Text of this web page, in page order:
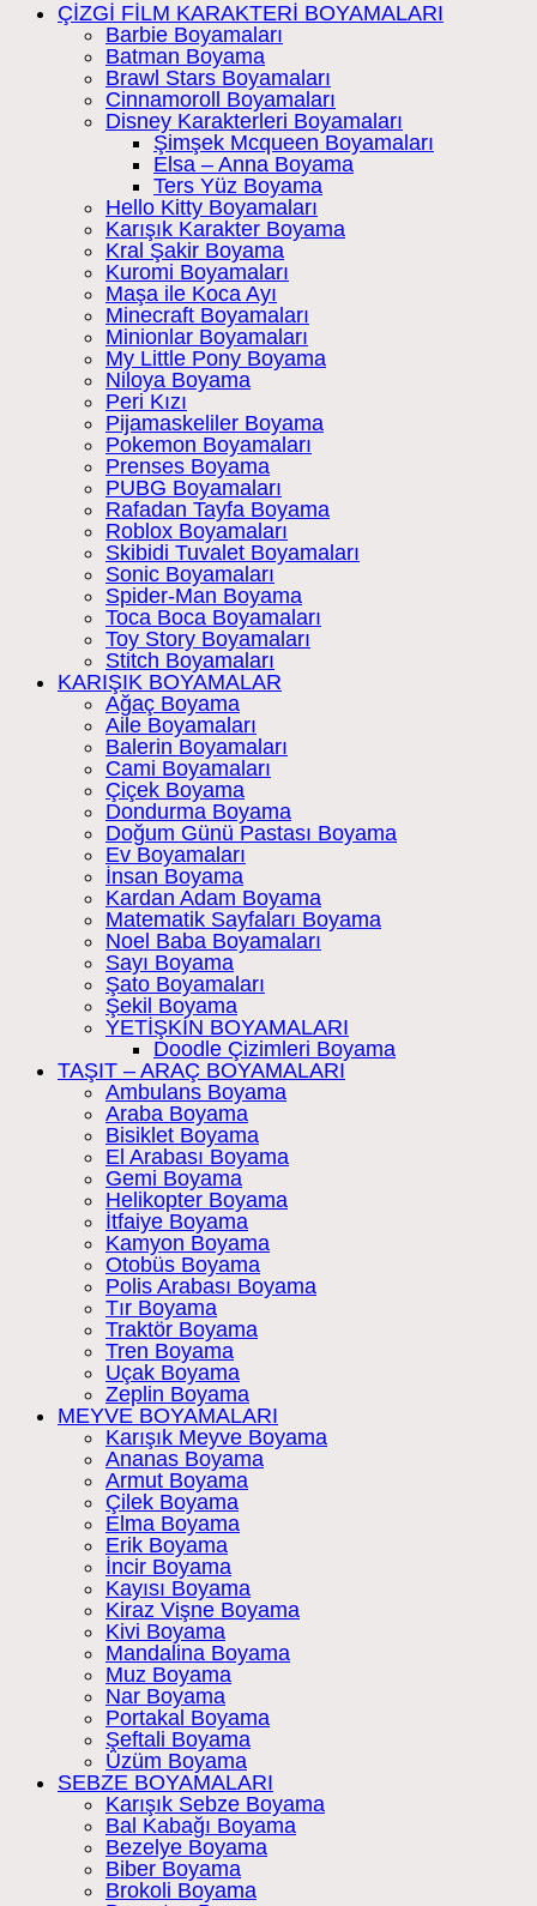
ÇİZGİ FİLM KARAKTERİ BOYAMALARI
Barbie Boyamaları
Batman Boyama
Brawl Stars Boyamaları
Cinnamoroll Boyamaları
Disney Karakterleri Boyamaları
Şimşek Mcqueen Boyamaları
Elsa – Anna Boyama
Ters Yüz Boyama
Hello Kitty Boyamaları
Karışık Karakter Boyama
Kral Şakir Boyama
Kuromi Boyamaları
Maşa ile Koca Ayı
Minecraft Boyamaları
Minionlar Boyamaları
My Little Pony Boyama
Niloya Boyama
Peri Kızı
Pijamaskeliler Boyama
Pokemon Boyamaları
Prenses Boyama
PUBG Boyamaları
Rafadan Tayfa Boyama
Roblox Boyamaları
Skibidi Tuvalet Boyamaları
Sonic Boyamaları
Spider-Man Boyama
Toca Boca Boyamaları
Toy Story Boyamaları
Stitch Boyamaları
KARIŞIK BOYAMALAR
Ağaç Boyama
Aile Boyamaları
Balerin Boyamaları
Cami Boyamaları
Çiçek Boyama
Dondurma Boyama
Doğum Günü Pastası Boyama
Ev Boyamaları
İnsan Boyama
Kardan Adam Boyama
Matematik Sayfaları Boyama
Noel Baba Boyamaları
Sayı Boyama
Şato Boyamaları
Şekil Boyama
YETİŞKİN BOYAMALARI
Doodle Çizimleri Boyama
TAŞIT – ARAÇ BOYAMALARI
Ambulans Boyama
Araba Boyama
Bisiklet Boyama
El Arabası Boyama
Gemi Boyama
Helikopter Boyama
İtfaiye Boyama
Kamyon Boyama
Otobüs Boyama
Polis Arabası Boyama
Tır Boyama
Traktör Boyama
Tren Boyama
Uçak Boyama
Zeplin Boyama
MEYVE BOYAMALARI
Karışık Meyve Boyama
Ananas Boyama
Armut Boyama
Çilek Boyama
Elma Boyama
Erik Boyama
İncir Boyama
Kayısı Boyama
Kiraz Vişne Boyama
Kivi Boyama
Mandalina Boyama
Muz Boyama
Nar Boyama
Portakal Boyama
Şeftali Boyama
Üzüm Boyama
SEBZE BOYAMALARI
Karışık Sebze Boyama
Bal Kabağı Boyama
Bezelye Boyama
Biber Boyama
Brokoli Boyama